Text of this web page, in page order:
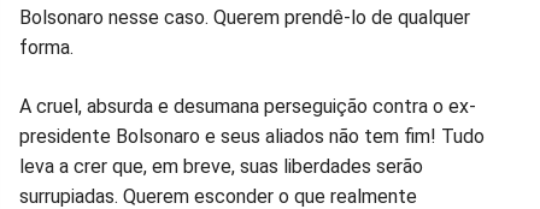
Bolsonaro nesse caso. Querem prendê-lo de qualquer
forma.
A cruel, absurda e desumana perseguição contra o ex-
presidente Bolsonaro e seus aliados não tem fim! Tudo
leva a crer que, em breve, suas liberdades serão
surrupiadas. Querem esconder o que realmente